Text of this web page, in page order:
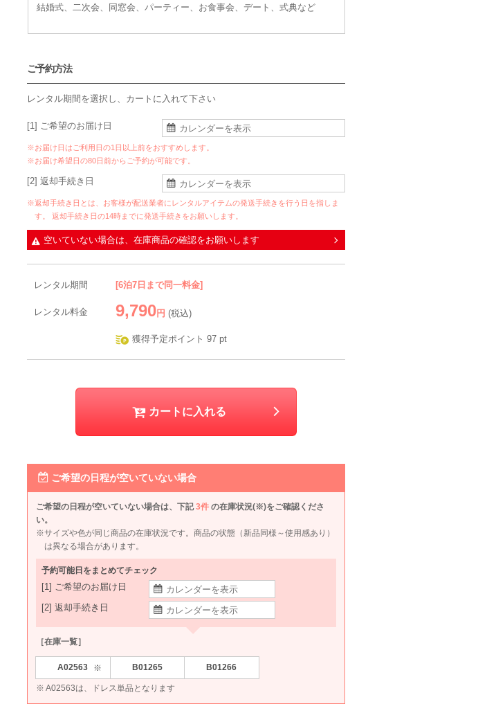
結婚式、二次会、同窓会、パーティー、お食事会、デート、式典など
ご予約方法
レンタル期間を選択し、カートに入れて下さい
[1] ご希望のお届け日
※お届け日はご利用日の1日以上前をおすすめします。
※お届け希望日の80日前からご予約が可能です。
[2] 返却手続き日
※返却手続き日とは、お客様が配送業者にレンタルアイテムの発送手続きを行う日を指しま
す。 返却手続き日の14時までに発送手続きをお願いします。
空いていない場合は、在庫商品の確認をお願いします
レンタル期間 [6泊7日まで同一料金]
レンタル料金 9,790 円 (税込)
獲得予定ポイント 97 pt
カートに入れる
ご希望の日程が空いていない場合
ご希望の日程が空いていない場合は、下記3件 の在庫状況(※)をご確認くださ
い。
※サイズや色が同じ商品の在庫状況です。商品の状態（新品同様～使用感あり）
は異なる場合があります。
予約可能日をまとめてチェック
[1] ご希望のお届け日
[2] 返却手続き日
［在庫一覧］
A02563 ※ B01265 B01266
※ A02563は、ドレス単品となります
S〜M